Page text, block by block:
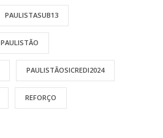
PAULISTASUB13
PAULISTÃO
PAULISTÃOSICREDI2024
REFORÇO